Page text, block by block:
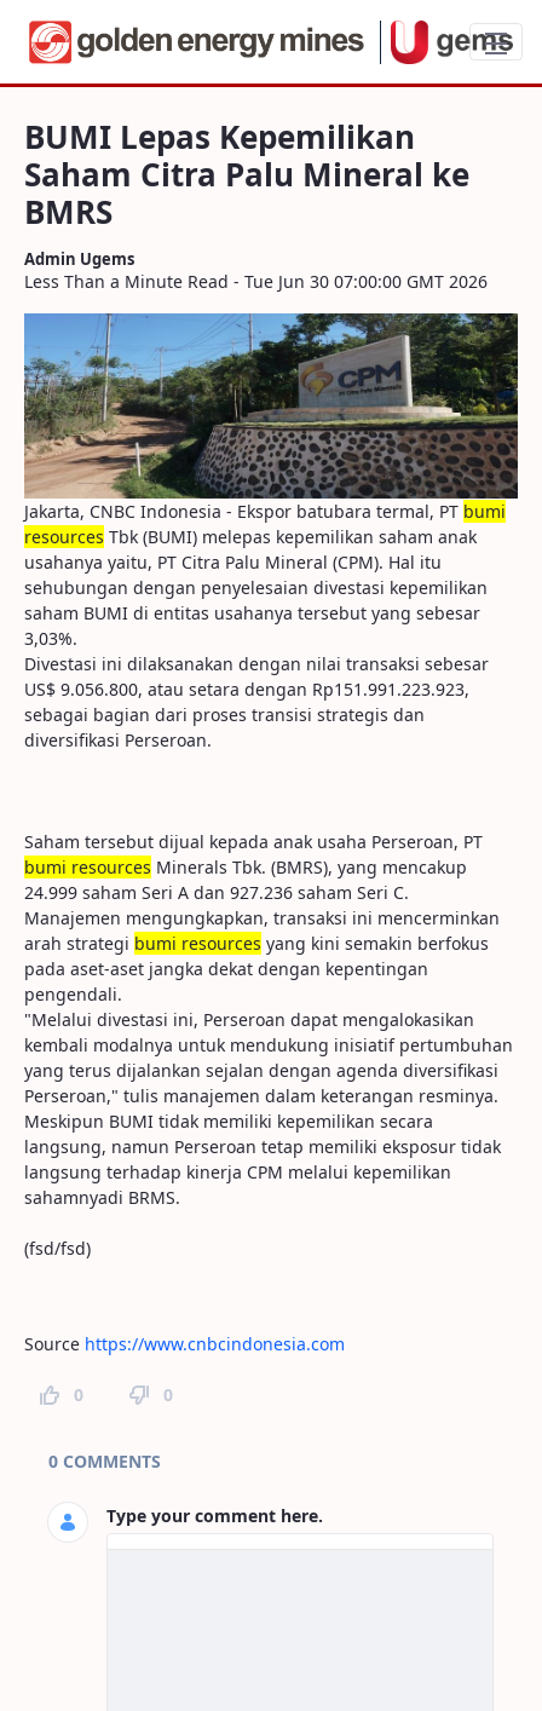
BUMI Lepas Kepemilikan Saham Citra
BUMI Lepas Kepemilikan
Saham Citra Palu Mineral ke
BMRS
Admin Ugems
Less Than a Minute Read - Tue Jun 30 07:00:00 GMT 2026
Jakarta, CNBC Indonesia - Ekspor batubara termal, PT bumi
resources Tbk (BUMI) melepas kepemilikan saham anak
usahanya yaitu, PT Citra Palu Mineral (CPM). Hal itu
sehubungan dengan penyelesaian divestasi kepemilikan
saham BUMI di entitas usahanya tersebut yang sebesar
3,03%.
Divestasi ini dilaksanakan dengan nilai transaksi sebesar
US$ 9.056.800, atau setara dengan Rp151.991.223.923,
sebagai bagian dari proses transisi strategis dan
diversifikasi Perseroan.
Saham tersebut dijual kepada anak usaha Perseroan, PT
bumi resources Minerals Tbk. (BMRS), yang mencakup
24.999 saham Seri A dan 927.236 saham Seri C.
Manajemen mengungkapkan, transaksi ini mencerminkan
arah strategi bumi resources yang kini semakin berfokus
pada aset-aset jangka dekat dengan kepentingan
pengendali.
"Melalui divestasi ini, Perseroan dapat mengalokasikan
kembali modalnya untuk mendukung inisiatif pertumbuhan
yang terus dijalankan sejalan dengan agenda diversifikasi
Perseroan," tulis manajemen dalam keterangan resminya.
Meskipun BUMI tidak memiliki kepemilikan secara
langsung, namun Perseroan tetap memiliki eksposur tidak
langsung terhadap kinerja CPM melalui kepemilikan
sahamnyadi BRMS.
(fsd/fsd)
Source https://www.cnbcindonesia.com
0 0
Page Comments
0 COMMENTS
Type your comment here.